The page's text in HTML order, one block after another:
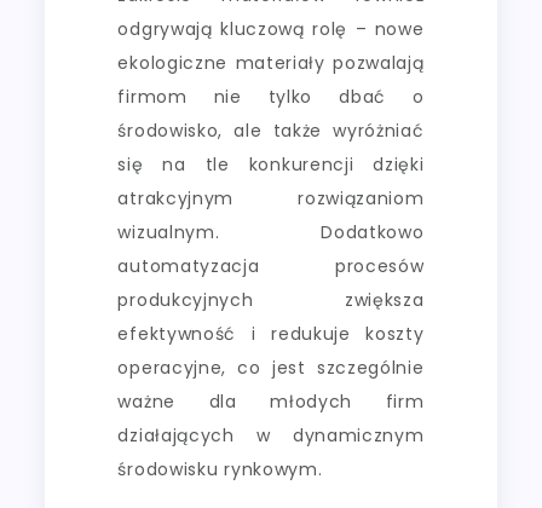
odgrywają kluczową rolę – nowe
ekologiczne materiały pozwalają
firmom nie tylko dbać o
środowisko, ale także wyróżniać
się na tle konkurencji dzięki
atrakcyjnym rozwiązaniom
wizualnym. Dodatkowo
automatyzacja procesów
produkcyjnych zwiększa
efektywność i redukuje koszty
operacyjne, co jest szczególnie
ważne dla młodych firm
działających w dynamicznym
środowisku rynkowym.